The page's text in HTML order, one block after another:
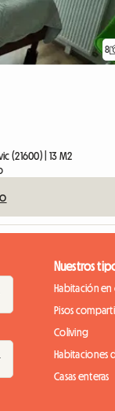
8
(21600) | 13 M2
Nuestros
Habitación
Pisos
Coliving
Habitaciones
Casas enteras